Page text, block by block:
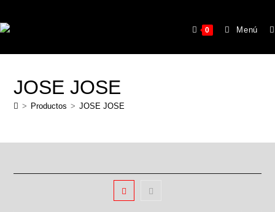
0 Menú
JOSE JOSE
> Productos > JOSE JOSE